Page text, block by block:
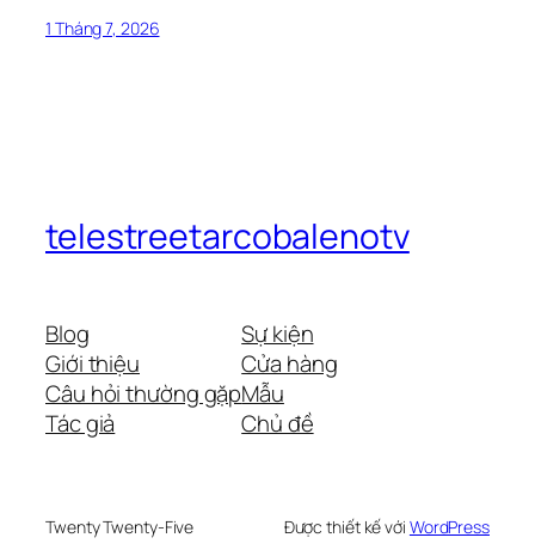
1 Tháng 7, 2026
telestreetarcobalenotv
Blog
Giới thiệu
Câu hỏi thường gặp
Tác giả
Sự kiện
Cửa hàng
Mẫu
Chủ đề
Twenty Twenty-Five Được thiết kế với WordPress